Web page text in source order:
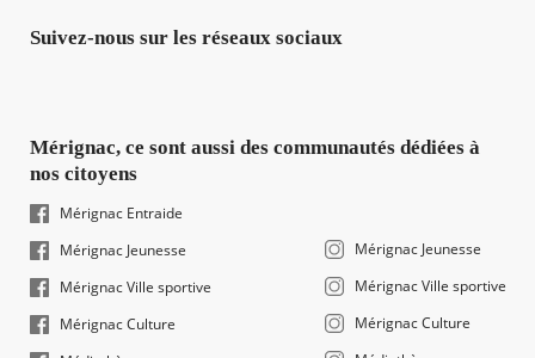
Suivez-nous sur les réseaux sociaux
Mérignac, ce sont aussi des communautés dédiées à
nos citoyens
Mérignac Entraide
Mérignac Jeunesse
Mérignac Ville sportive
Mérignac Culture
Mérignac Jeunesse
Mérignac Ville sportive
Mérignac Culture